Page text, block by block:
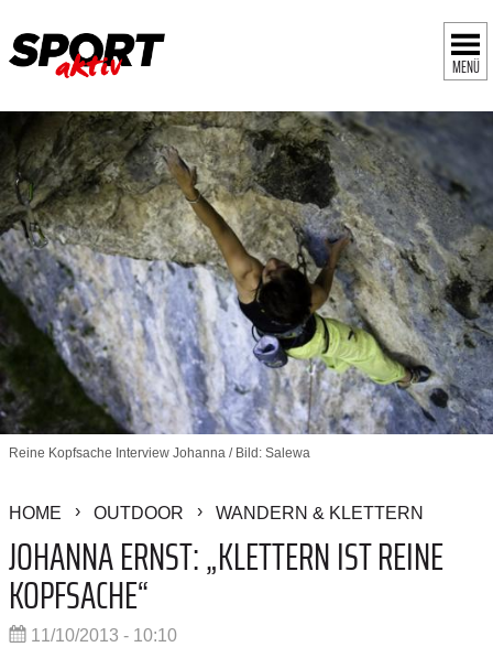
MENÜ
Reine Kopfsache Interview Johanna / Bild: Salewa
HOME OUTDOOR WANDERN & KLETTERN
JOHANNA ERNST: „KLETTERN IST REINE
KOPFSACHE“
11/10/2013 - 10:10